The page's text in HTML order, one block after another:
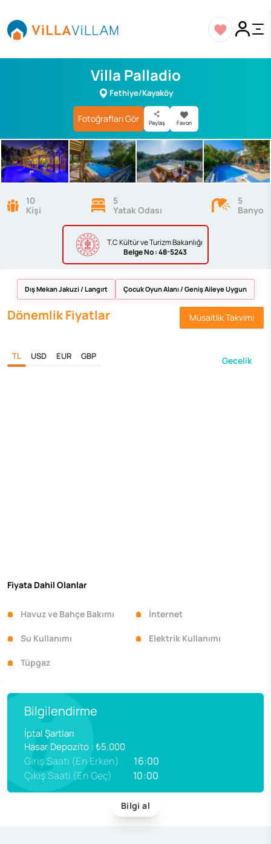
Villa Palladio
Fethiye/Kayaköy
Fotoğrafları Gör Paylaş Favori
T.C Kültür ve Turizm Bakanlığı
BelgeNo : 48-5243
10
Kişi
5
Yatak Odası
5
Banyo
Dış Mekan Jakuzi / Langırt Çocuk Oyun Alanı / Geniş Aileye Uygun
Dönemlik Fiyatlar Müsaitlik Takvimi
TL USD EUR GBP Gecelik
Fiyata Dahil Olanlar
Havuz ve Bahçe Bakımı İnternet
Su Kullanımı Elektrik Kullanımı
Tüpgaz
Bilgilendirme
İptal Şartları
Hasar Depozito :₺5.000
Giriş Saati (En Erken)
16:00
Çıkış Saati (En Geç)
10:00
Bilgi al